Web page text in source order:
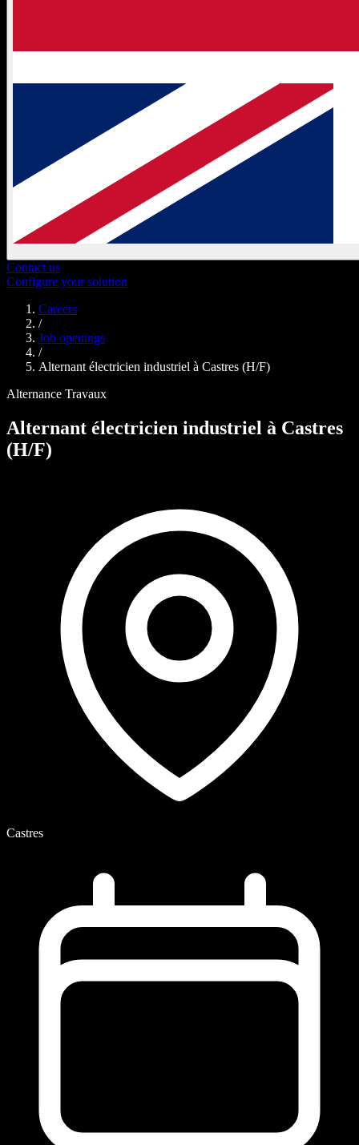
Contact us
Configure your solution
Careers
/
Job openings
/
Alternant électricien industriel à Castres (H/F)
Alternance Travaux
Alternant électricien industriel à Castres
(H/F)
Castres